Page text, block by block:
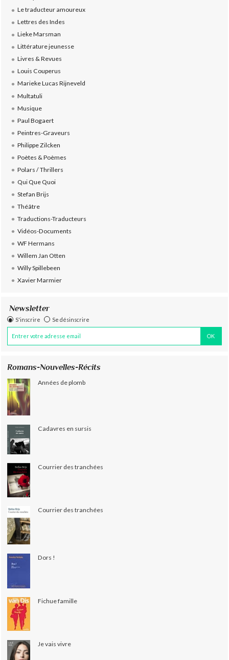
Le traducteur amoureux
Lettres des Indes
Lieke Marsman
Littérature jeunesse
Livres & Revues
Louis Couperus
Marieke Lucas Rijneveld
Multatuli
Musique
Paul Bogaert
Peintres-Graveurs
Philippe Zilcken
Poètes & Poèmes
Polars / Thrillers
Qui Que Quoi
Stefan Brijs
Théâtre
Traductions-Traducteurs
Vidéos-Documents
WF Hermans
Willem Jan Otten
Willy Spillebeen
Xavier Marmier
Newsletter
S'inscrire Se désinscrire
Romans-Nouvelles-Récits
Années de plomb
Cadavres en sursis
Courrier des tranchées
Courrier des tranchées
Dors !
Fichue famille
Je vais vivre